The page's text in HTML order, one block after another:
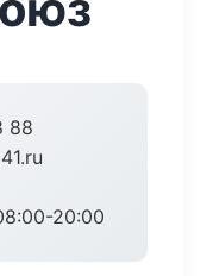
88
20:00